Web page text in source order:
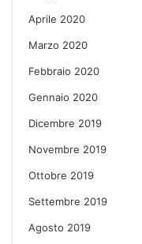
Aprile 2020
Marzo 2020
Febbraio 2020
Gennaio 2020
Dicembre 2019
Novembre 2019
Ottobre 2019
Settembre 2019
Agosto 2019